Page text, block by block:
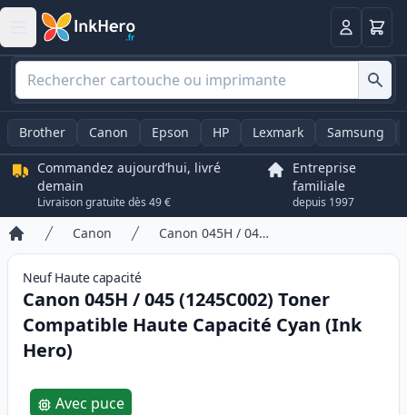
Panier
Brother Canon Epson HP Lexmark Samsung
Commandez aujourd’hui, livré
demain
Livraison gratuite dès 49 €
Entreprise
familiale
depuis 1997
Accueil
Canon Canon 045H / 045 (1245C002) Toner Compatible Haute Capacité Cyan (Ink Hero)
Neuf Hautecapacité
Canon 045H / 045 (1245C002) Toner
Compatible Haute Capacité Cyan (Ink
Hero)
Product information
Avec puce